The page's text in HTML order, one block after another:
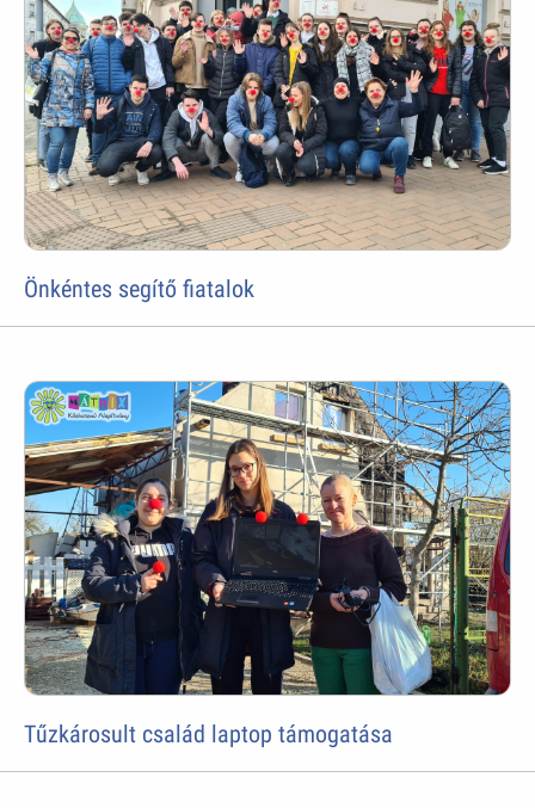
Önkéntes segítő fiatalok
Tűzkárosult család laptop támogatása